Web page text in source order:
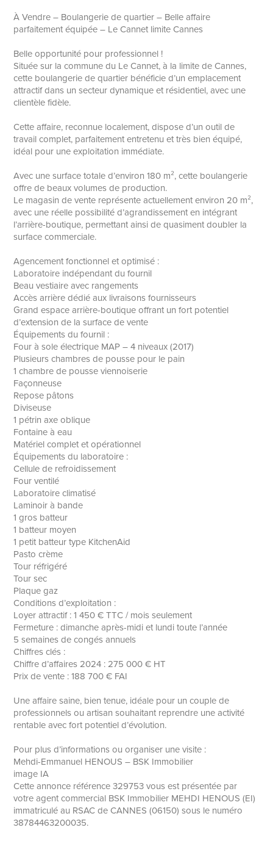
À Vendre – Boulangerie de quartier – Belle affaire
parfaitement équipée – Le Cannet limite Cannes
Belle opportunité pour professionnel !
Située sur la commune du Le Cannet, à la limite de Cannes,
cette boulangerie de quartier bénéficie d’un emplacement
attractif dans un secteur dynamique et résidentiel, avec une
clientèle fidèle.
Cette affaire, reconnue localement, dispose d’un outil de
travail complet, parfaitement entretenu et très bien équipé,
idéal pour une exploitation immédiate.
Avec une surface totale d’environ 180 m², cette boulangerie
offre de beaux volumes de production.
Le magasin de vente représente actuellement environ 20 m²,
avec une réelle possibilité d’agrandissement en intégrant
l’arrière-boutique, permettant ainsi de quasiment doubler la
surface commerciale.
Agencement fonctionnel et optimisé :
Laboratoire indépendant du fournil
Beau vestiaire avec rangements
Accès arrière dédié aux livraisons fournisseurs
Grand espace arrière-boutique offrant un fort potentiel
d’extension de la surface de vente
Équipements du fournil :
Four à sole électrique MAP – 4 niveaux (2017)
Plusieurs chambres de pousse pour le pain
1 chambre de pousse viennoiserie
Façonneuse
Repose pâtons
Diviseuse
1 pétrin axe oblique
Fontaine à eau
Matériel complet et opérationnel
Équipements du laboratoire :
Cellule de refroidissement
Four ventilé
Laboratoire climatisé
Laminoir à bande
1 gros batteur
1 batteur moyen
1 petit batteur type KitchenAid
Pasto crème
Tour réfrigéré
Tour sec
Plaque gaz
Conditions d’exploitation :
Loyer attractif : 1 450 € TTC / mois seulement
Fermeture : dimanche après-midi et lundi toute l’année
5 semaines de congés annuels
Chiffres clés :
Chiffre d’affaires 2024 : 275 000 € HT
Prix de vente : 188 700 € FAI
Une affaire saine, bien tenue, idéale pour un couple de
professionnels ou artisan souhaitant reprendre une activité
rentable avec fort potentiel d’évolution.
Pour plus d’informations ou organiser une visite :
Mehdi-Emmanuel HENOUS – BSK Immobilier
image IA
Cette annonce référence 329753 vous est présentée par
votre agent commercial BSK Immobilier MEHDI HENOUS (EI)
immatriculé au RSAC de CANNES (06150) sous le numéro
38784463200035.